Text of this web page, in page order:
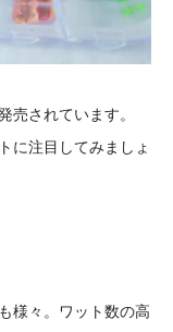
売されています。
に注目してみましょ
様々。ワット数の高